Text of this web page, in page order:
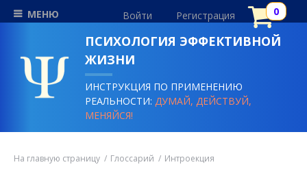
МЕНЮ Войти Регистрация
ПСИХОЛОГИЯ ЭФФЕКТИВНОЙ
ЖИЗНИ
ИНСТРУКЦИЯ ПО ПРИМЕНЕНИЮ
РЕАЛЬНОСТИ:ДУМАЙ, ДЕЙСТВУЙ,
МЕНЯЙСЯ!
На главную страницу Глоссарий Интроекция